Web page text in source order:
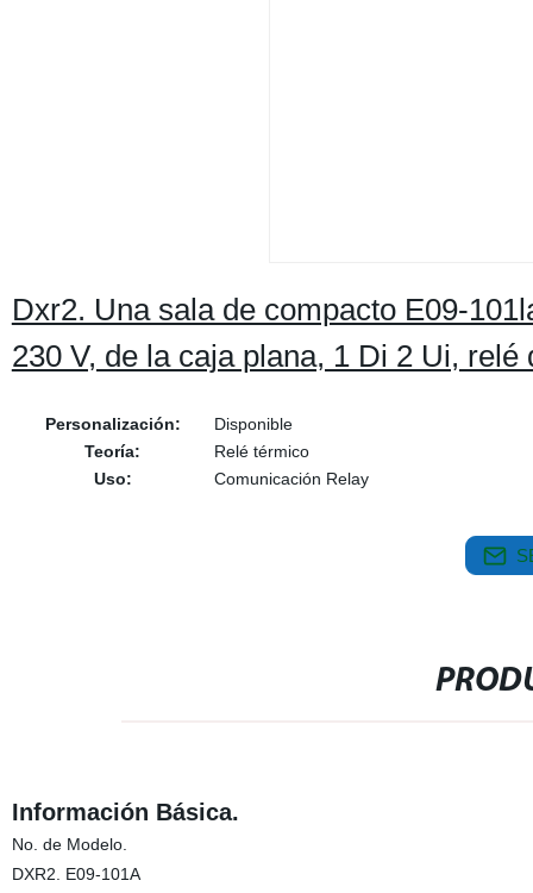
Dxr2. Una sala de compacto E09-
230 V, de la caja plana, 1 Di 2 Ui, relé
Personalización:
Disponible
Teoría:
Relé térmico
Uso:
Comunicación Relay
Información Básica.
No. de Modelo.
DXR2. E09-101A